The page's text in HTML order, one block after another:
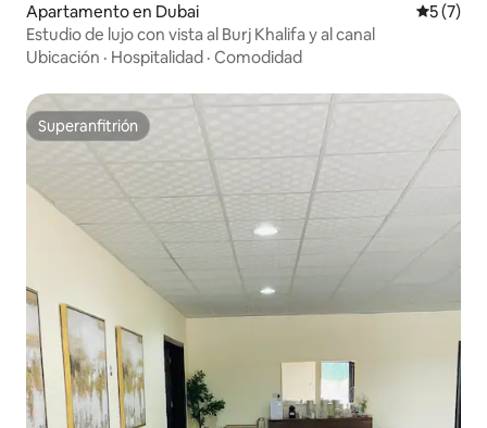
Apartamento en Dubai
5 (7)
Estudio de lujo con vista al Burj Khalifa y al canal
Ubicación · Hospitalidad · Comodidad
Superanfitrión
Superanfitrión